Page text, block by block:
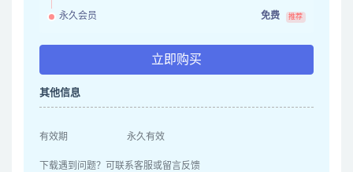
永久会员 免费 推荐
立即购买
其他信息
有效期 永久有效
下载遇到问题？可联系客服或留言反馈